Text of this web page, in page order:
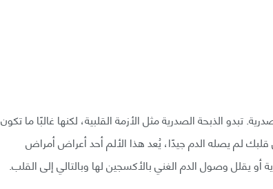
الذبحة الصدرية مثل الأزمة القلبية، لكنها غالبًا ما تكون
لم يصله الدم جيدًا، يُعد هذا الألم أحد أعراض أمراض
أو يقلل وصول الدم الغني بالأكسجين لها وبالتالي إلى القلب.